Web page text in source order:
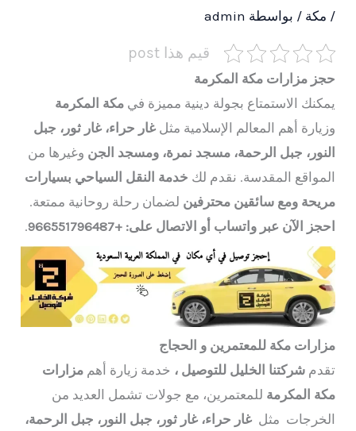
/ مكة / بواسطة admin
قيم هذا post
حجز مزارات مكة المكرمة
يمكنك الاستمتاع بجولة دينية مميزة فيمكة المكرمة
وزيارة أهم المعالم الإسلامية مثلغار حراء، غار ثور، جبل
النور، جبل الرحمة، مسجد نمرة، ومسجد الجن وغيرها من
المواقع المقدسة. نقدم لك خدمة النقل السياحي بسيارات
مريحة ومع سائقين محترفين لضمان رحلة روحانية ممتعة.
احجز الآن عبر واتساب أو الاتصال على: +966551796487
.
مزارات مكة للمعتمرين و الحجاج
تقدمشركتنا الخليل للتوصيل ، خدمة زيارة أهممزارات
مكة المكرمة للمعتمرين، مع جولات تشمل العديد من
الخرجات مثلغار حراء، غار ثور، جبل النور، جبل الرحمة،